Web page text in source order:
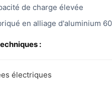
de charge élevée
en alliage d'aluminium
:
électriques